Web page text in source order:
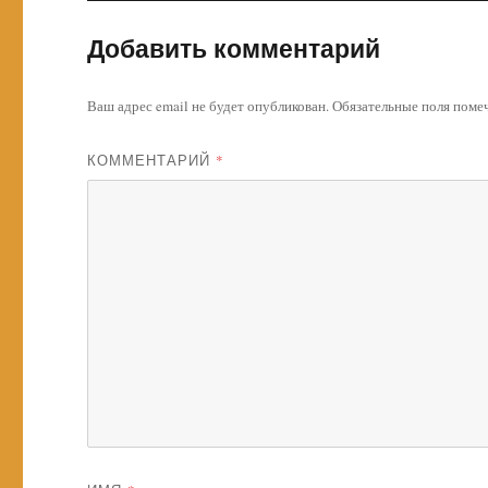
Добавить комментарий
Ваш адрес email не будет опубликован.Обязательные поля
КОММЕНТАРИЙ *